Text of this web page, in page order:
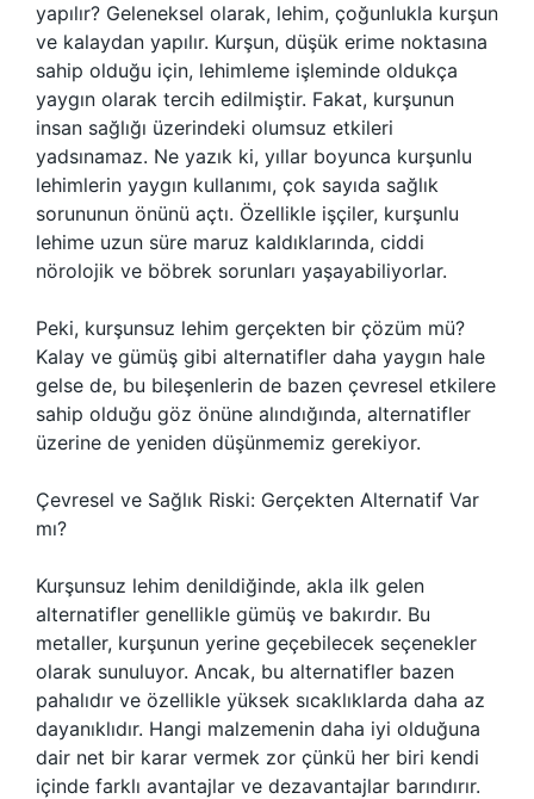
yapılır? Geleneksel olarak, lehim, çoğunlukla kurşun
ve kalaydan yapılır. Kurşun, düşük erime noktasına
sahip olduğu için, lehimleme işleminde oldukça
yaygın olarak tercih edilmiştir. Fakat, kurşunun
insan sağlığı üzerindeki olumsuz etkileri
yadsınamaz. Ne yazık ki, yıllar boyunca kurşunlu
lehimlerin yaygın kullanımı, çok sayıda sağlık
sorununun önünü açtı. Özellikle işçiler, kurşunlu
lehime uzun süre maruz kaldıklarında, ciddi
nörolojik ve böbrek sorunları yaşayabiliyorlar.
Peki, kurşunsuz lehim gerçekten bir çözüm mü?
Kalay ve gümüş gibi alternatifler daha yaygın hale
gelse de, bu bileşenlerin de bazen çevresel etkilere
sahip olduğu göz önüne alındığında, alternatifler
üzerine de yeniden düşünmemiz gerekiyor.
Çevresel ve Sağlık Riski: Gerçekten Alternatif Var
mı?
Kurşunsuz lehim denildiğinde, akla ilk gelen
alternatifler genellikle gümüş ve bakırdır. Bu
metaller, kurşunun yerine geçebilecek seçenekler
olarak sunuluyor. Ancak, bu alternatifler bazen
pahalıdır ve özellikle yüksek sıcaklıklarda daha az
dayanıklıdır. Hangi malzemenin daha iyi olduğuna
dair net bir karar vermek zor çünkü her biri kendi
içinde farklı avantajlar ve dezavantajlar barındırır.